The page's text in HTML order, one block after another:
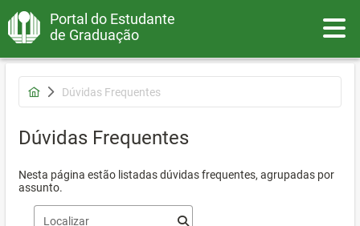
Portal do Estudante
de Graduação
Dúvidas Frequentes
Dúvidas Frequentes
Nesta página estão listadas dúvidas frequentes, agrupadas por
assunto.